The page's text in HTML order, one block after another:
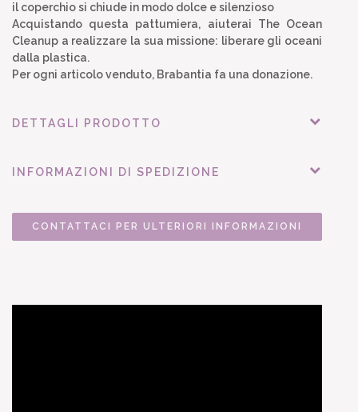
il coperchio si chiude in modo dolce e silenzioso
Acquistando questa pattumiera, aiuterai The Ocean
Cleanup a realizzare la sua missione: liberare gli oceani
dalla plastica.
Per ogni articolo venduto, Brabantia fa una donazione.
DETTAGLI PRODOTTO
INFORMAZIONI DI SPEDIZIONE
CONTATTACI PER ULTERIORI INFORMAZIONI